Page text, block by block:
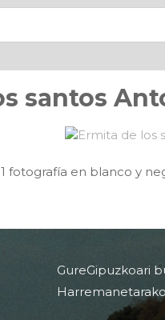
santos
1 fotografía en blanco y
GureGipuzkoari